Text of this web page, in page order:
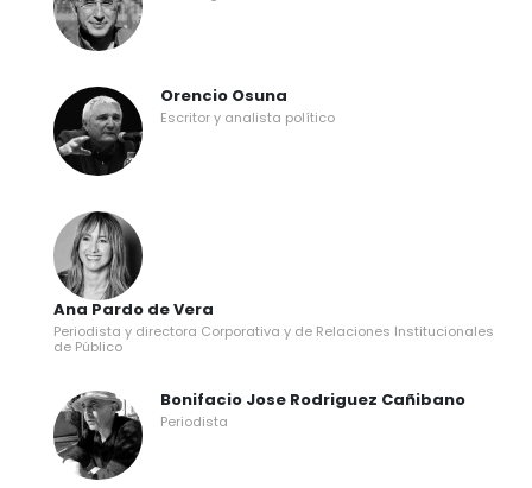
Orencio Osuna
Escritor y analista político
Ana Pardo de Vera
Periodista y directora Corporativa y de Relaciones Institucionales
de Público
Bonifacio Jose Rodriguez Cañibano
Periodista